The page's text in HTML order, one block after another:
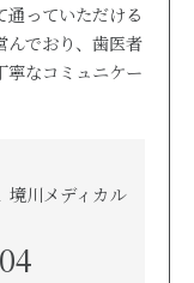
っていただける
んでおり、歯医者
寧なコミュニケー
境川メディカル